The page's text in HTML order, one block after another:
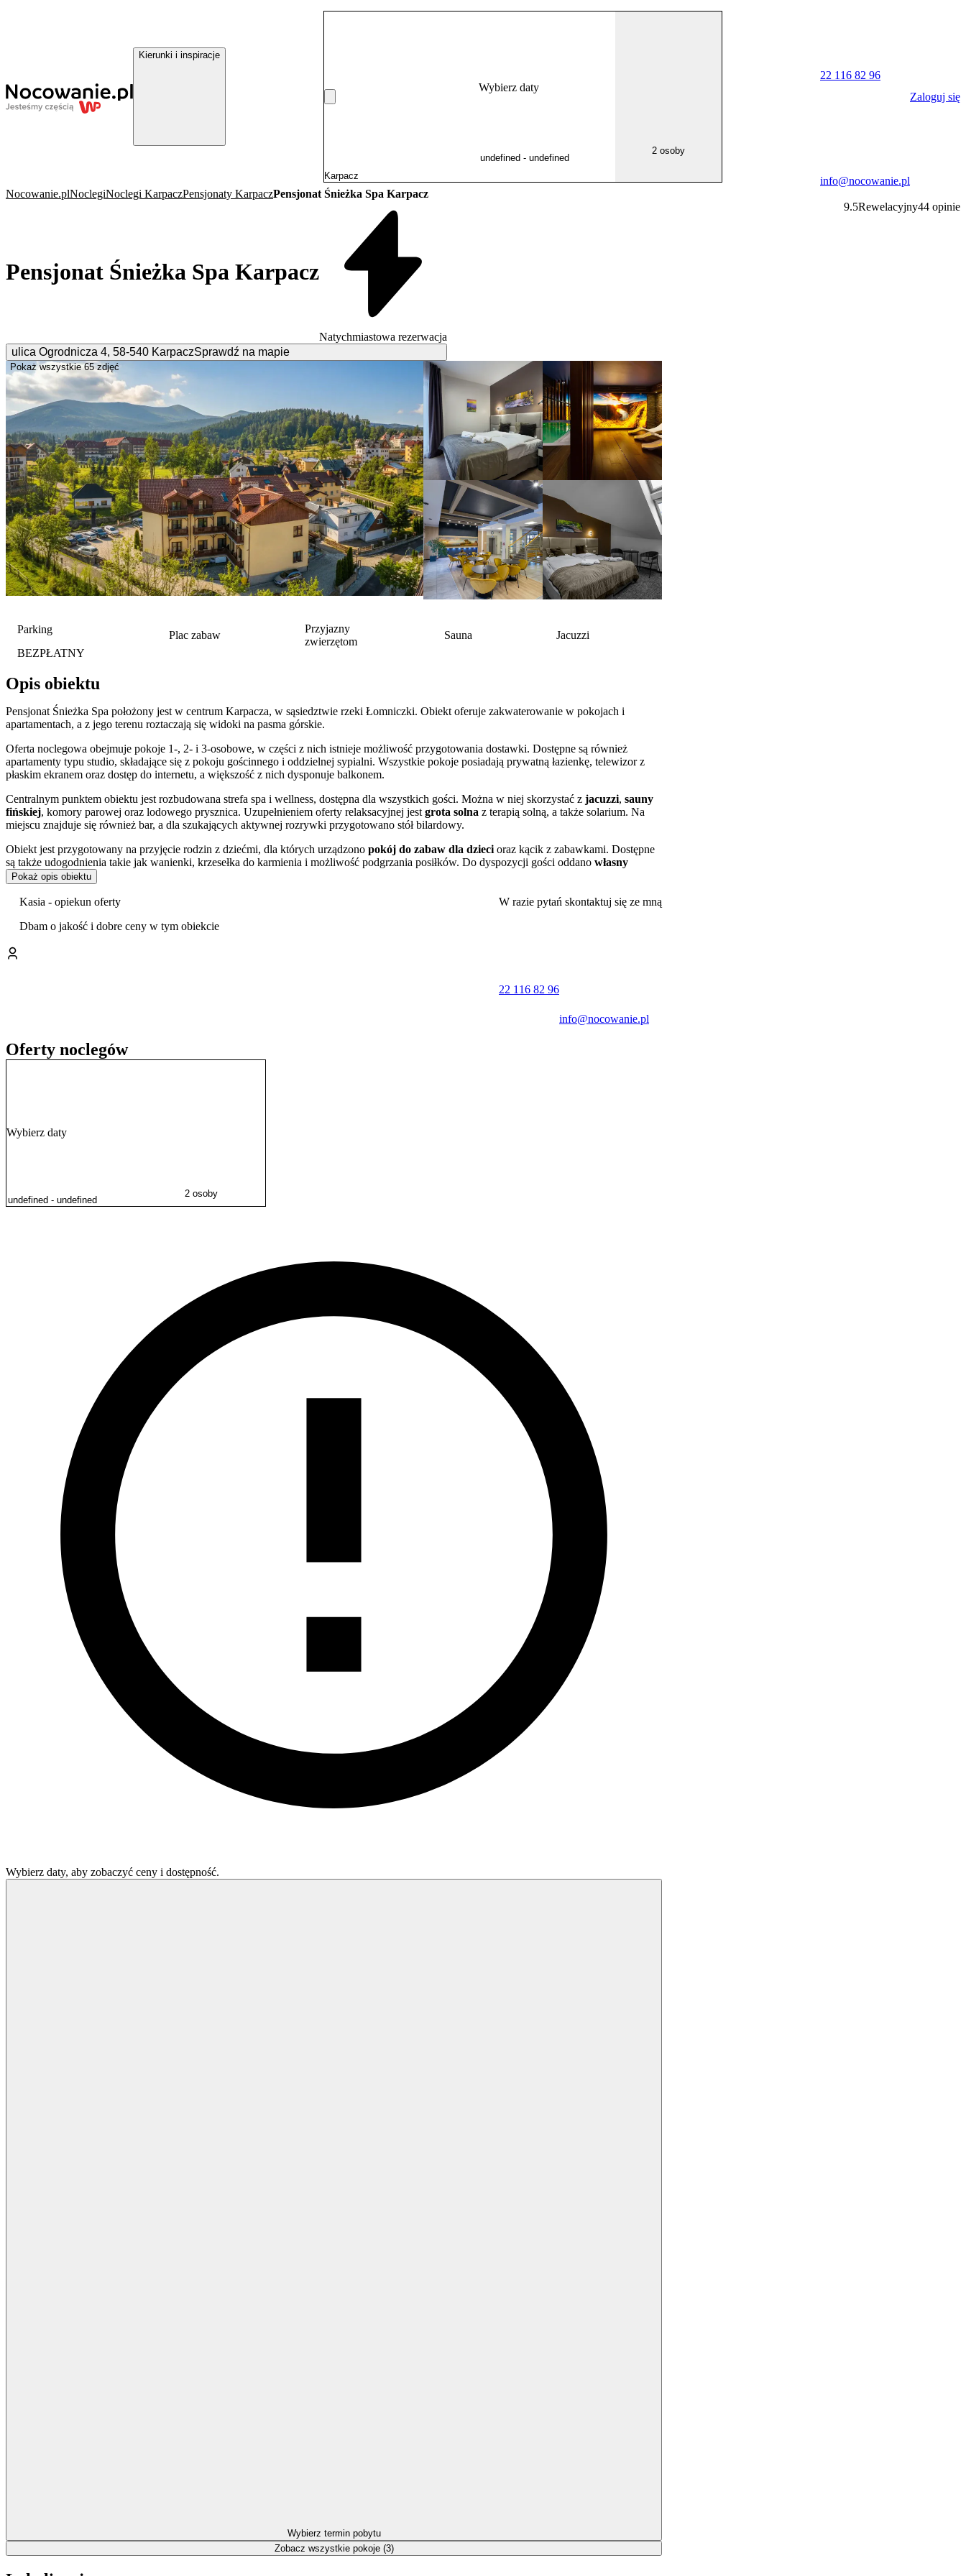
Kierunki i inspiracje
Wybierz daty
2 osoby
22 116 82 96
info@nocowanie.pl
Zaloguj się
Nocowanie.plNoclegiNoclegi KarpaczPensjonaty KarpaczPensjonat Śnieżka Spa Karpacz
Pensjonat Śnieżka Spa Karpacz
Natychmiastowa rezerwacja
ulica Ogrodnicza 4, 58-540 KarpaczSprawdź na mapie
9.5Rewelacyjny44 opinie
Pokaż wszystkie 65 zdjęć
Parking
BEZPŁATNY
Plac zabaw
Przyjazny
zwierzętom
Sauna Jacuzzi
Opis obiektu
Pensjonat Śnieżka Spa położony jest w centrum Karpacza, w sąsiedztwie rzeki Łomniczki. Obiekt oferuje zakwaterowanie w pokojach i
apartamentach, a z jego terenu roztaczają się widoki na pasma górskie.
Oferta noclegowa obejmuje pokoje 1-, 2- i 3-osobowe, w części z nich istnieje możliwość przygotowania dostawki. Dostępne są również
apartamenty typu studio, składające się z pokoju gościnnego i oddzielnej sypialni. Wszystkie pokoje posiadają prywatną łazienkę, telewizor z
płaskim ekranem oraz dostęp do internetu, a większość z nich dysponuje balkonem.
Centralnym punktem obiektu jest rozbudowana strefa spa i wellness, dostępna dla wszystkich gości. Można w niej skorzystać z jacuzzi, sauny
fińskiej, komory parowej oraz lodowego prysznica. Uzupełnieniem oferty relaksacyjnej jest grota solna z terapią solną, a także solarium. Na
miejscu znajduje się również bar, a dla szukających aktywnej rozrywki przygotowano stół bilardowy.
Obiekt jest przygotowany na przyjęcie rodzin z dziećmi, dla których urządzono pokój do zabaw dla dzieci oraz kącik z zabawkami. Dostępne
są także udogodnienia takie jak wanienki, krzesełka do karmienia i możliwość podgrzania posiłków. Do dyspozycji gości oddano własny
parking, windę oraz przechowalnię bagażu. Personel posługuje się językiem polskim, angielskim i niemieckim.
Goście szczególnie wysoko oceniają czystość, profesjonalizm personelu oraz jakość świadczonych usług.
Centralne położenie pensjonatu w Karpaczu zapewnia łatwy dostęp do infrastruktury miejskiej oraz szlaków turystycznych. W odległości
widokowy i cel spacerów.
Świątynię Wang, do której można dotrzeć po dłuższym spacerze lub krótkiej jeździe samochodem. Obiekt jest także dobrym punktem startowym
Pokaż opis obiektu
Kasia - opiekun oferty
Dbam o jakość i dobre ceny w tym obiekcie
W razie pytań skontaktuj się ze mną
22 116 82 96
info@nocowanie.pl
Oferty noclegów
Wybierz daty
2 osoby
Wybierz daty, aby zobaczyć ceny i dostępność.
Wybierz termin pobytu
Zobacz wszystkie pokoje (3)